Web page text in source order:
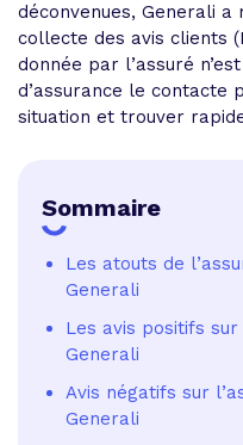
déconvenues, Generali
collecte des avis clients
donnée par l’assuré
d’assurance le contacte
situation et trouver
Sommaire
Les atouts de
Generali
Les avis positifs
Generali
Avis négatifs sur
Generali